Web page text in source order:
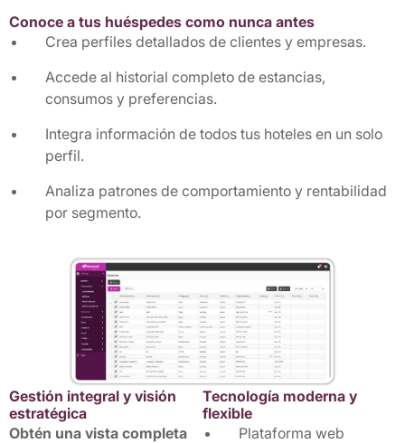
Conoce a tus huéspedes como nunca antes
Crea perfiles detallados de clientes y empresas.
Accede al historial completo de estancias,
consumos y preferencias.
Integra información de todos tus hoteles en un solo
perfil.
Analiza patrones de comportamiento y rentabilidad
por segmento.
Gestión integral y visión
estratégica
Obtén una vista completa
Tecnología moderna y
flexible
Plataforma web